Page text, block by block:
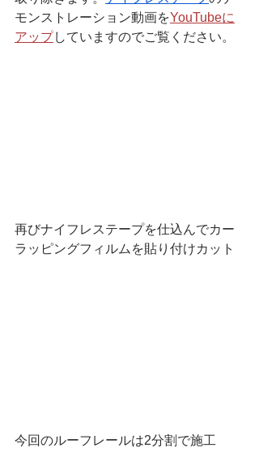
モンストレーション動画をYouTubeに
アップしていますのでご覧ください。
再びナイフレステープを仕込んでカー
ラッピングフィルムを貼り付けカット
今回のルーフレールは2分割で施工